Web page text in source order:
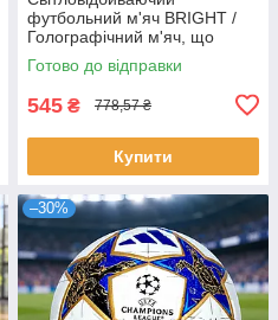
футбольний м'яч BRIGHT /
Голографічний м'яч, що
світиться / Тренувальний м'яч
Готово до відправки
545 ₴ 778,57 ₴
Купити
–30%